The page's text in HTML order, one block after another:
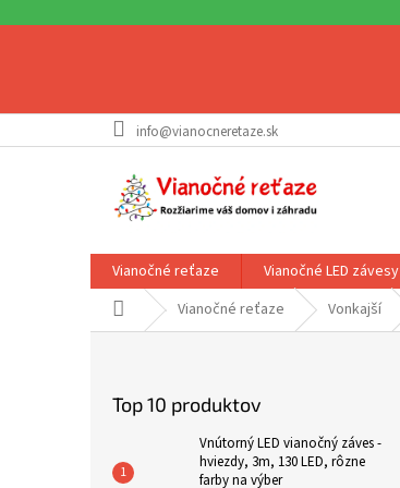
na
info@vianocneretaze.sk
Vianočné reťaze Vianočné LED závesy
DomovVianočné reťaze Vonkajší
Top 10 produktov
Vnútorný LED vianočný záves -
hviezdy, 3m, 130 LED, rôzne
farby na výber